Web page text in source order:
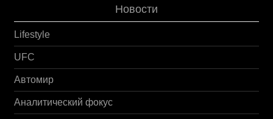
Новости
Lifestyle
UFC
Автомир
Аналитический фокус